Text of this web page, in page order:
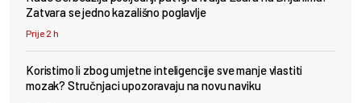
Zatvara se jedno kazališno poglavlje
Prije 2 h
Koristimo li zbog umjetne inteligencije sve manje vlastiti
mozak? Stručnjaci upozoravaju na novu naviku